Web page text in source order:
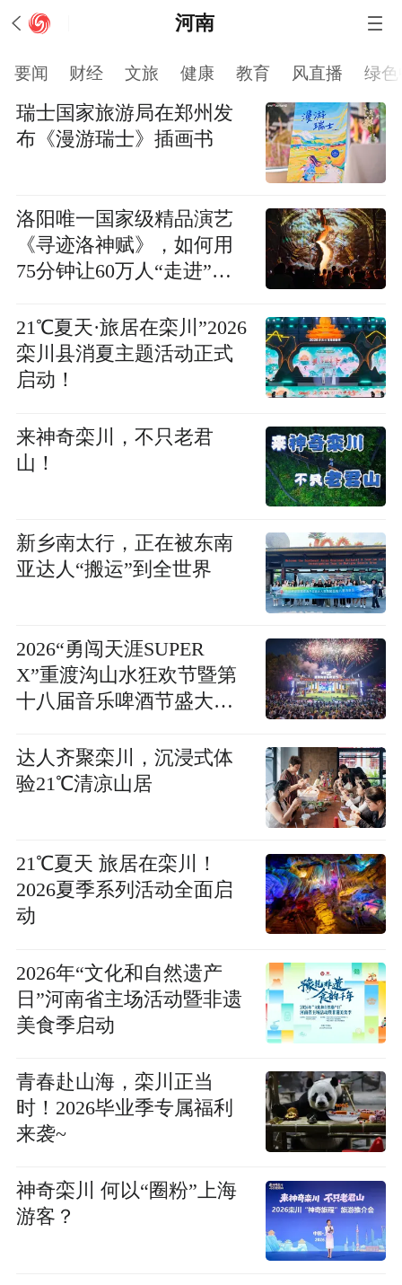
河南
要闻 财经 文旅 健康 教育 风直播 绿
瑞士国家旅游局在郑州发
布《漫游瑞士》插画书
洛阳唯一国家级精品演艺
《寻迹洛神赋》，如何用
75分钟让60万人“走进”历
21℃夏天·旅居在栾川”2026
栾川县消夏主题活动正式
启动！
来神奇栾川，不只老君
山！
新乡南太行，正在被东南
亚达人“搬运”到全世界
2026“勇闯天涯SUPER
X”重渡沟山水狂欢节暨第
十八届音乐啤酒节盛大启
达人齐聚栾川，沉浸式体
验21℃清凉山居
21℃夏天 旅居在栾川！
2026夏季系列活动全面启
动
2026年“文化和自然遗产
日”河南省主场活动暨非遗
美食季启动
青春赴山海，栾川正当
时！2026毕业季专属福利
来袭~
神奇栾川 何以“圈粉”上海
游客？